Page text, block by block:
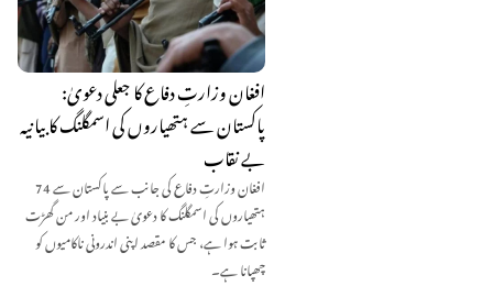
افغان وزارتِ دفاع کا جعلی دعویٰ:
پاکستان سے ہتھیاروں کی اسمگلنگ کا بیانیہ
بے نقاب
افغان وزارتِ دفاع کی جانب سے پاکستان سے 74
ہتھیاروں کی اسمگلنگ کا دعویٰ بے بنیاد اور من گھڑت
ثابت ہوا ہے، جس کا مقصد اپنی اندرونی ناکامیوں کو
چھپانا ہے۔